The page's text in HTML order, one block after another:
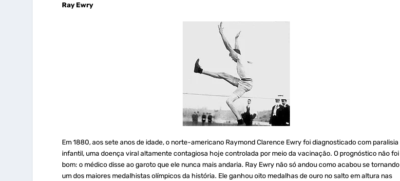
Ray Ewry
Em 1880, aos sete anos de idade, o norte-americano Raymond Clarence Ewry foi diagnosticado com paralisia
infantil, uma doença viral altamente contagiosa hoje controlada por meio da vacinação. O prognóstico não foi
bom: o médico disse ao garoto que ele nunca mais andaria. Ray Ewry não só andou como acabou se tornando
um dos maiores medalhistas olímpicos da história. Ele ganhou oito medalhas de ouro no salto em altura nas